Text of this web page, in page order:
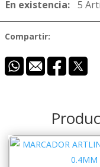
En existencia: 5
Compartir: